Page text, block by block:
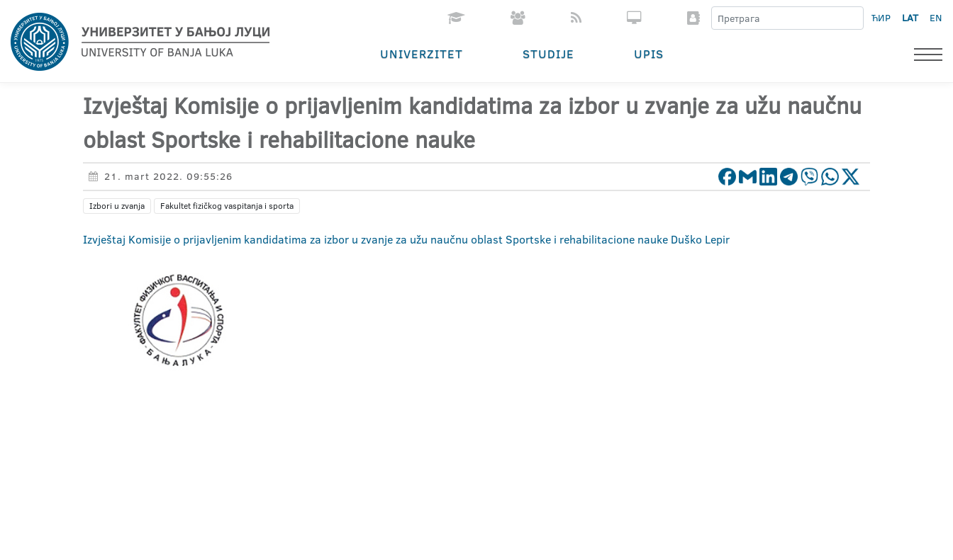
ЋИР LAT EN
UNIVERZITET STUDIJE UPIS
Izvještaj Komisije o prijavljenim kandidatima za izbor u zvanje za užu naučnu
oblast Sportske i rehabilitacione nauke
21. mart 2022. 09:55:26
Izbori u zvanja Fakultet fizičkog vaspitanja i sporta
Izvještaj Komisije o prijavljenim kandidatima za izbor u zvanje za užu naučnu oblast Sportske i rehabilitacione nauke Duško Lepir